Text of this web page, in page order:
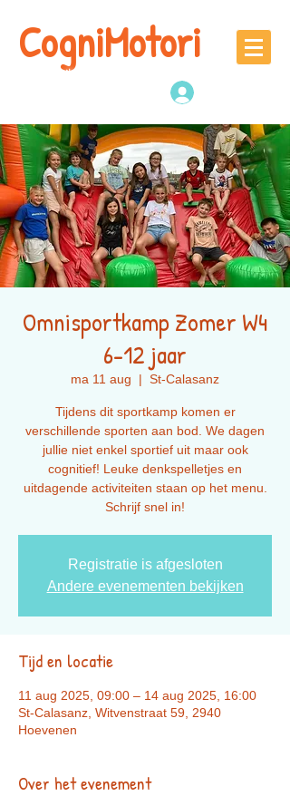
CogniMotori
Naschoolse
Omnisportkamp Zomer W4
6-12 jaar
ma 11 aug
  |
St-Calasanz
Tijdens dit sportkamp komen er
verschillende sporten aan bod. We dagen
jullie niet enkel sportief uit maar ook
cognitief! Leuke denkspelletjes en
uitdagende activiteiten staan op het menu.
Registratie is afgesloten
Andere evenementen bekijken
Tijd en locatie
11 aug 2025, 09:00 – 14 aug 2025, 16:00
St-Calasanz, Witvenstraat 59, 2940
Hoevenen
Over het evenement